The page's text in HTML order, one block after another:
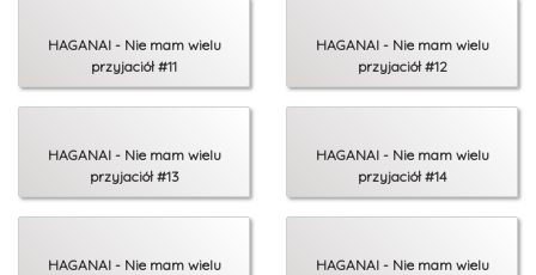
HAGANAI - Nie mam wielu
przyjaciół #11
HAGANAI - Nie mam wielu
przyjaciół #12
HAGANAI - Nie mam wielu
przyjaciół #13
HAGANAI - Nie mam wielu
przyjaciół #14
HAGANAI - Nie mam wielu
HAGANAI - Nie mam wielu